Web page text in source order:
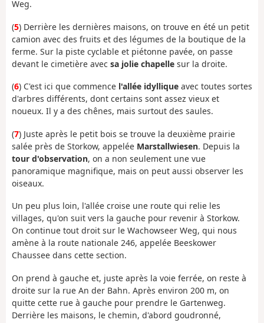
Weg.
(5) Derrière les dernières maisons, on trouve en été un petit
camion avec des fruits et des légumes de la boutique de la
ferme. Sur la piste cyclable et piétonne pavée, on passe
devant le cimetière avec sa jolie chapelle sur la droite.
(6) C'est ici que commence l'allée idyllique avec toutes sortes
d'arbres différents, dont certains sont assez vieux et
noueux. Il y a des chênes, mais surtout des saules.
(7) Juste après le petit bois se trouve la deuxième prairie
salée près de Storkow, appelée Marstallwiesen. Depuis la
tour d'observation, on a non seulement une vue
panoramique magnifique, mais on peut aussi observer les
oiseaux.
Un peu plus loin, l'allée croise une route qui relie les
villages, qu'on suit vers la gauche pour revenir à Storkow.
On continue tout droit sur le Wachowseer Weg, qui nous
amène à la route nationale 246, appelée Beeskower
Chaussee dans cette section.
On prend à gauche et, juste après la voie ferrée, on reste à
droite sur la rue An der Bahn. Après environ 200 m, on
quitte cette rue à gauche pour prendre le Gartenweg.
Derrière les maisons, le chemin, d'abord goudronné,